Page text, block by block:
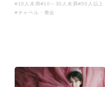
#10人未満#10～30人未満#30人以上
#チャペル・教会